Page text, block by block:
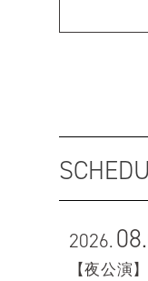
2026.
【夜公演